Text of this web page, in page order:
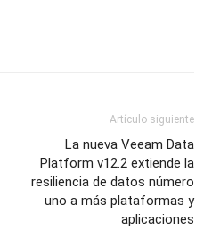
Artículo siguiente
La nueva Veeam Data
Platform v12.2 extiende la
resiliencia de datos número
uno a más plataformas y
aplicaciones